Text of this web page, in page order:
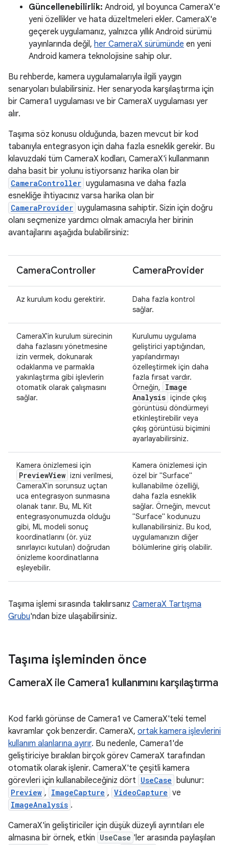
Güncellenebilirlik: Android, yıl boyunca CameraX'e
yeni özellikler ve hata düzeltmeleri ekler. CameraX'e
geçerek uygulamanız, yalnızca yıllık Android sürümü
yayınlarında değil, her CameraX sürümünde en yeni
Android kamera teknolojisine sahip olur.
Bu rehberde, kamera uygulamalarıyla ilgili yaygın
senaryoları bulabilirsiniz. Her senaryoda karşılaştırma için
bir Camera1 uygulaması ve bir CameraX uygulaması yer
alır.
Taşıma söz konusu olduğunda, bazen mevcut bir kod
tabanıyla entegrasyon için daha fazla esneklik gerekir. Bu
kılavuzdaki tüm CameraX kodları, CameraX'i kullanmanın
daha basit bir yolunu istiyorsanız harika olan bir
CameraController uygulamasına ve daha fazla
esnekliğe ihtiyacınız varsa harika olan bir
CameraProvider uygulamasına sahiptir. Sizin için doğru
olanı seçmenize yardımcı olmak amacıyla her birinin
avantajlarını aşağıda bulabilirsiniz:
CameraController CameraProvider
Az kurulum kodu gerektirir.
Daha fazla kontrol
sağlar.
CameraX'in kurulum sürecinin
daha fazlasını yönetmesine
izin vermek, dokunarak
odaklanma ve parmakla
yakınlaştırma gibi işlevlerin
otomatik olarak çalışmasını
sağlar.
Kurulumu uygulama
geliştirici yaptığından,
yapılandırmayı
özelleştirmek için daha
fazla fırsat vardır.
Örneğin,
Image
Analysis içinde çıkış
görüntüsü döndürmeyi
etkinleştirebilir veya
çıkış görüntüsü biçimini
ayarlayabilirsiniz.
Kamera önizlemesi için
PreviewView izni verilmesi,
CameraX'in sorunsuz uçtan
uca entegrasyon sunmasına
olanak tanır. Bu, ML Kit
entegrasyonumuzda olduğu
gibi, ML modeli sonuç
koordinatlarını (ör. yüz
sınırlayıcı kutuları) doğrudan
önizleme koordinatlarına
eşleyebilir.
Kamera önizlemesi için
özel bir "Surface"
kullanabilme özelliği,
daha fazla esneklik
sağlar. Örneğin, mevcut
"Surface" kodunuzu
kullanabilirsiniz. Bu kod,
uygulamanızın diğer
bölümlerine giriş olabilir.
Taşıma işlemi sırasında takılırsanız CameraX Tartışma
Grubu'ndan bize ulaşabilirsiniz.
Taşıma işleminden önce
CameraX ile Camera1 kullanımını karşılaştırma
Kod farklı görünse de Camera1 ve CameraX'teki temel
kavramlar çok benzerdir. CameraX, ortak kamera işlevlerini
kullanım alanlarına ayırır. Bu nedenle, Camera1'de
geliştiriciye bırakılan birçok görev CameraX tarafından
otomatik olarak işlenir. CameraX'te çeşitli kamera
görevleri için kullanabileceğiniz dört UseCase bulunur:
Preview , ImageCapture , VideoCapture ve
ImageAnalysis .
CameraX'in geliştiriciler için düşük düzeyli ayrıntıları ele
almasına bir örnek, etkin UseCase 'ler arasında paylaşılan